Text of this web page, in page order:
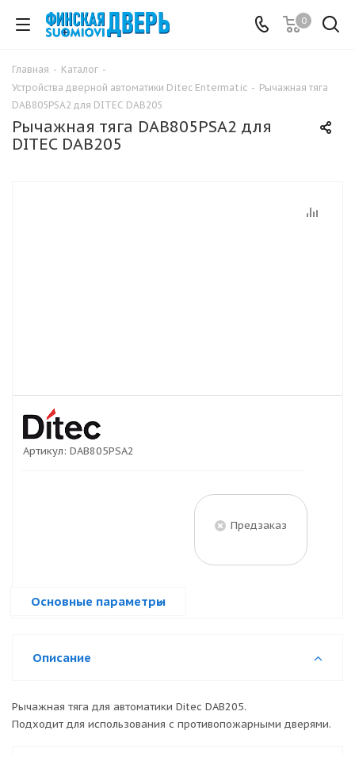
0
Главная - Каталог -
Устройства дверной автоматики Ditec Entermatic - Рычажная тяга
DAB805PSA2 для DITEC DAB205
Рычажная тяга DAB805PSA2 для
DITEC DAB205
Артикул: DAB805PSA2
Предзаказ
Основные параметры
Описание
Рычажная тяга для автоматики Ditec DAB205.
Подходит для использования с противопожарными дверями.